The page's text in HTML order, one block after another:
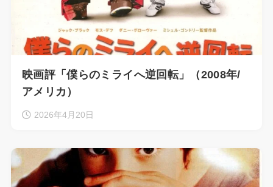
映画評「僕らのミライへ逆回転」（2008年/
アメリカ）
2026年4月20日